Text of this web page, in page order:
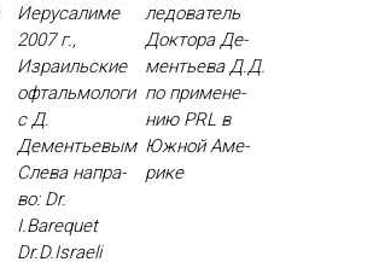
Иерусалиме
2007 г.,
Израильские
офтальмологи
с Д.
Дементьевым
Сле­ва нап­ра­
во: Dr.
I.Barequet
Dr.D.Israeli
ле­дова­тель
Док­то­ра Де­
менть­ева Д.Д.
по при­мене­
нию PRL в
Юж­ной Аме­
рике